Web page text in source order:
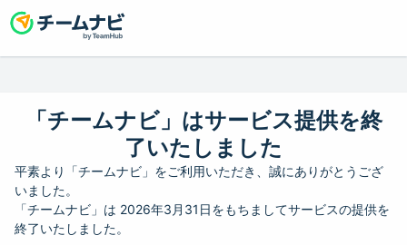
「チームナビ」はサービス提供を終
了いたしました
平素より「チームナビ」をご利用いただき、誠にありがとうござ
いました。
「チームナビ」は 2026年3月31日をもちましてサービスの提供を
終了いたしました。